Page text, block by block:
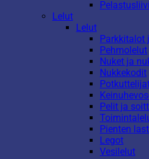
Lelut
Lelut
Parkkitalot
Pehmolelut
Nuket ja
Nukkekodit
Pelit ja
Pienten
Legot
Vesilelut